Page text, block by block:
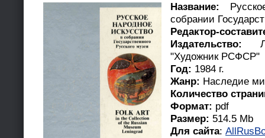
Название:
собрании
Редактор-
Издательство:
"Художник РСФСР"
Год: 1984 г.
Жанр: Наследие
Количество
Формат: pdf
Размер: 514.5 Mb
Для сайта: